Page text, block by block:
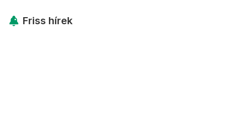
Friss hírek